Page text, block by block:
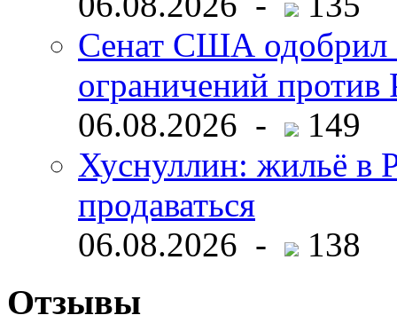
Сенат США одобрил
ограничений
06.08.2026 -
149
Хуснуллин: жильё в
продаваться
06.08.2026 -
138
Отзывы